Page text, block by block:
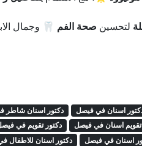
لتحسين صحة الفم 🦷 وجمال
اسنان في فيصل
دكتور اسنان شاطر
تقويم اسنان في فيصل
دكتور تقويم في
اسنان في فيصل
دكتور اسنان للاطفال